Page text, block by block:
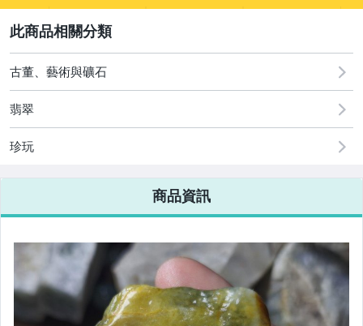
其它
[全店] 周年慶
[全店] 粉絲專享
古董、藝術與礦石
翡翠
珍玩
商品資訊